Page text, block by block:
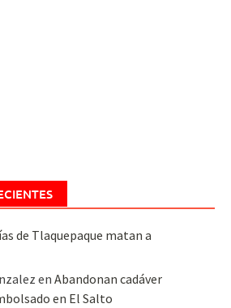
de Tlaquepaque matan a
enAbandonan cadáver
en El Salto